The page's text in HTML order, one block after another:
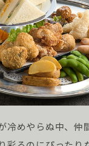
冷めやらぬ中、仲